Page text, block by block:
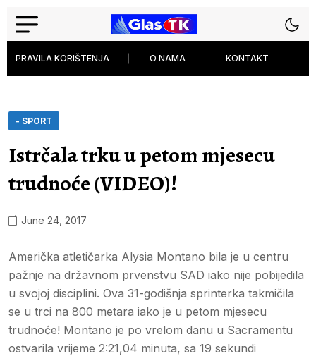
PRAVILA KORIŠTENJA O NAMA KONTAKT
- SPORT
Istrčala trku u petom mjesecu
trudnoće (VIDEO)!
June 24, 2017
Američka atletičarka Alysia Montano bila je u centru
pažnje na državnom prvenstvu SAD iako nije pobijedila
u svojoj disciplini. Ova 31-godišnja sprinterka takmičila
se u trci na 800 metara iako je u petom mjesecu
trudnoće! Montano je po vrelom danu u Sacramentu
ostvarila vrijeme 2:21,04 minuta, sa 19 sekundi